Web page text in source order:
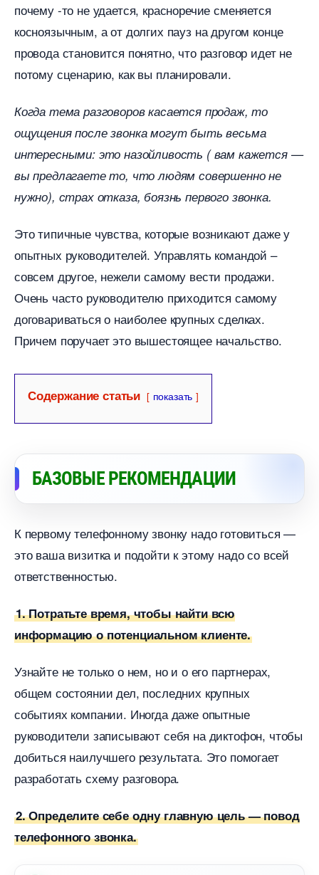
почему -то не удается, красноречие сменяется
косноязычным, а от долгих пауз на другом конце
провода становится понятно, что разговор идет не
потому сценарию, как вы планировали.
Когда тема разговоров касается продаж, то
ощущения после звонка могут быть весьма
интересными: это назойливость ( вам кажется —
ы предлагаете то, что людям совершенно не
нужно), страх отказа, боязнь первого звонка.
Это типичные чувства, которые возникают даже у
опытных руководителей. Управлять командой –
совсем другое, нежели самому вести продажи.
Очень часто руководителю приходится самому
договариваться о наиболее крупных сделках.
Причем поручает это вышестоящее начальство.
Содержание статьи показать
БАЗОВЫЕ РЕКОМЕНДАЦИИ
К первому телефонному звонку надо готовиться —
это ваша визитка и подойти к этому надо со всей
ответственностью.
1. Потратьте время, чтобы найти всю
информацию о потенциальном клиенте.
Узнайте не только о нем, но и о его партнерах,
общем состоянии дел, последних крупных
событиях компании. Иногда даже опытные
руководители записывают себя на диктофон, чтобы
добиться наилучшего результата. Это помогает
разработать схему разговора.
2. Определите себе одну главную цель — повод
телефонного звонка.